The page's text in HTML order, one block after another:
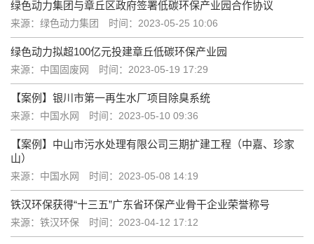
绿色动力集团与章丘区政府签署低碳环保产业园合作协议
来源：绿色动力集团 时间：2023-05-25 10:06
绿色动力拟超100亿元投建章丘低碳环保产业园
来源：中国固废网 时间：2023-05-19 17:29
【案例】银川市第一再生水厂项目除臭系统
来源：中国水网 时间：2023-05-10 09:36
【案例】中山市污水处理有限公司三期扩建工程（中嘉、珍家
山）
来源：中国水网 时间：2023-05-08 14:19
铁汉环保获得“十三五”广东省环保产业骨干企业荣誉称号
来源：铁汉环保 时间：2023-04-12 17:12